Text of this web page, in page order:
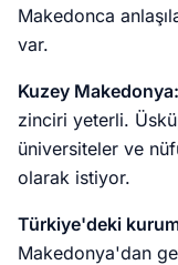
Makedonca
var.
Kuzey Makedonya:
zinciri yeterli.
üniversiteler ve
olarak istiyor.
Türkiye'deki
Makedonya'dan